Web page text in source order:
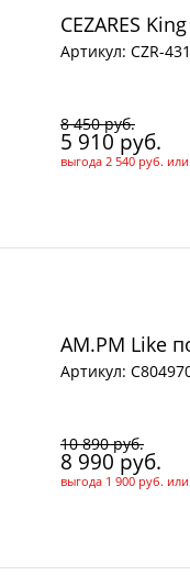
CEZARES
Артикул: CZR-
8 450 руб.
5 910 руб.
выгода 2 540 руб. или
AM.PM Like
Артикул:
10 890 руб.
8 990 руб.
выгода 1 900 руб. или